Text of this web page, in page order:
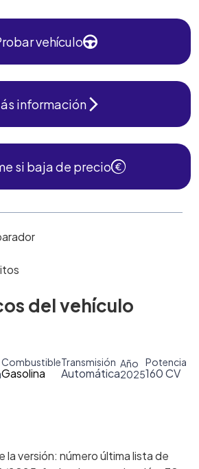
vehículo
información
si baja de precio
del vehículo
Combustible
Gasolina
Transmisión
Automática
Año
2025
Potencia
160 CV
la versión: número última lista de